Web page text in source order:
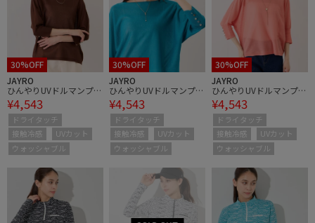
30%OFF
JAYRO
ひんやりUVドルマンプル
オーバー
¥4,543
ドライタッチ
接触冷感
UVカット
ウォッシャブル
30%OFF
JAYRO
ひんやりUVドルマンプル
オーバー
¥4,543
ドライタッチ
接触冷感
UVカット
ウォッシャブル
30%OFF
JAYRO
ひんやりUVドルマンプル
オーバー
¥4,543
ドライタッチ
接触冷感
UVカット
ウォッシャブル